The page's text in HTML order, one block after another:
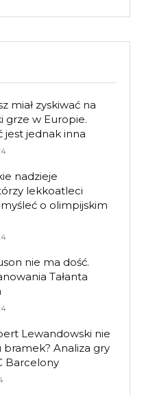
miał zyskiwać na
grze w Europie.
jest jednak inna
nadzieje
lekkoatleci
o olimpijskim
nie ma dość.
Tałanta
Lewandowski nie
bramek? Analiza gry
Barcelony